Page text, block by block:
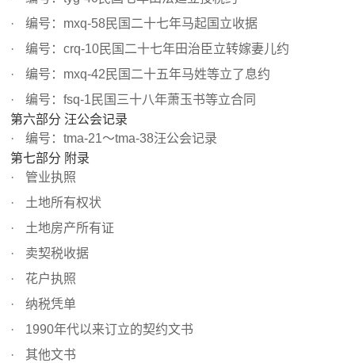
编号：mxq-58民国二十七年马起国立收据
编号：crq-10民国二十七年田治臣立转嫁妻儿约
编号：mxq-42民国二十五年马姓等立了息约
编号：fsq-1民国三十八年萧玉书等立合同
第六部分 汪公会记录
编号：tma-21～tma-38汪公会记录
第七部分 附录
管业执照
土地所有权状
土地房产所有证
卖契税收据
花户执照
纳税凭单
1990年代以来订立的契约文书
其他文书